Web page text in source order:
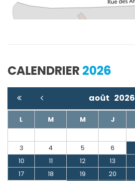
CALENDRIER 2026
août 2026
L M M J
3
4 5 6
10
11 12 13
17
18 19 20